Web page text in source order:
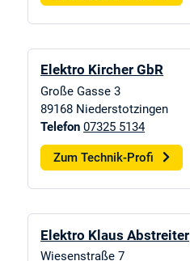
Elektro Kircher GbR
Große Gasse 3
89168 Niederstotzingen
Telefon 07325 5134
Zum Technik-Profi
Elektro Klaus Abstreiter
Wiesenstraße 7